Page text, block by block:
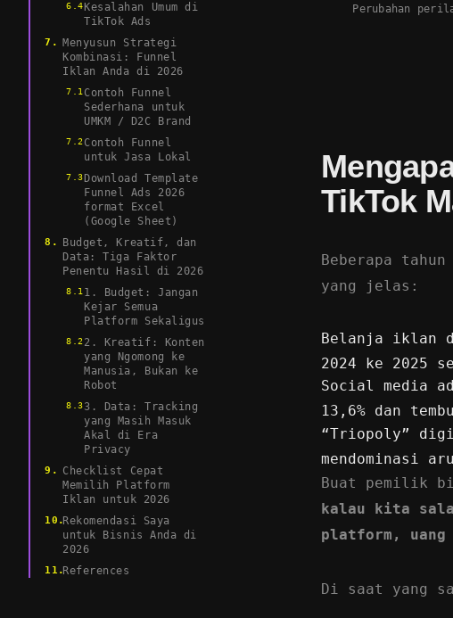
Kesalahan Umum di
TikTok Ads
Menyusun Strategi
Kombinasi: Funnel
Iklan Anda di 2026
Contoh Funnel
Sederhana untuk
UMKM / D2C Brand
Contoh Funnel
untuk Jasa Lokal
Download Template
Funnel Ads 2026
format Excel
(Google Sheet)
Budget, Kreatif, dan
Data: Tiga Faktor
Penentu Hasil di 2026
1. Budget: Jangan
Kejar Semua
Platform Sekaligus
2. Kreatif: Konten
yang Ngomong ke
Manusia, Bukan ke
Robot
3. Data: Tracking
yang Masih Masuk
Akal di Era
Privacy
Checklist Cepat
Memilih Platform
Iklan untuk 2026
Rekomendasi Saya
untuk Bisnis Anda di
2026
References
Perubahan
TikTok
Beberapa
yang jelas:
Belanja iklan
2024 ke 2025
Social media
13,6% dan
“Triopoly”
mendominasi
Buat pemilik
kalau kita
platform,
Di saat yang